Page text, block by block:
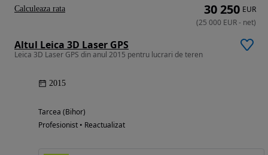
Altul Leica 3D Laser GPS
Leica 3D Laser GPS din anul 2015 pentru lucrari de teren
2015
Tarcea (Bihor)
Profesionist • Reactualizat
30 250 EUR
(25 000 EUR- net)
Calculeaza rata